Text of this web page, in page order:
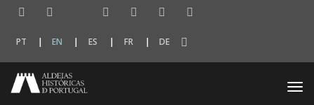
PT EN ES FR DE